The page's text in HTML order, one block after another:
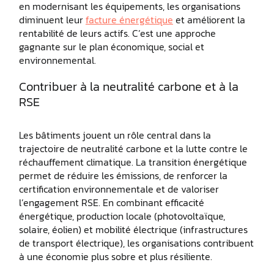
en modernisant les équipements, les organisations
diminuent leurfacture énergétique et améliorent la
rentabilité de leurs actifs. C’est une approche
gagnante sur le plan économique, social et
environnemental.
Contribuer à la neutralité carbone et à la
RSE
Les bâtiments jouent un rôle central dans la
trajectoire de neutralité carbone et la lutte contre le
réchauffement climatique. La transition énergétique
permet de réduire les émissions, de renforcer la
certification environnementale et de valoriser
l’engagement RSE. En combinant efficacité
énergétique, production locale (photovoltaïque,
solaire, éolien) et mobilité électrique (infrastructures
de transport électrique), les organisations contribuent
à une économie plus sobre et plus résiliente.